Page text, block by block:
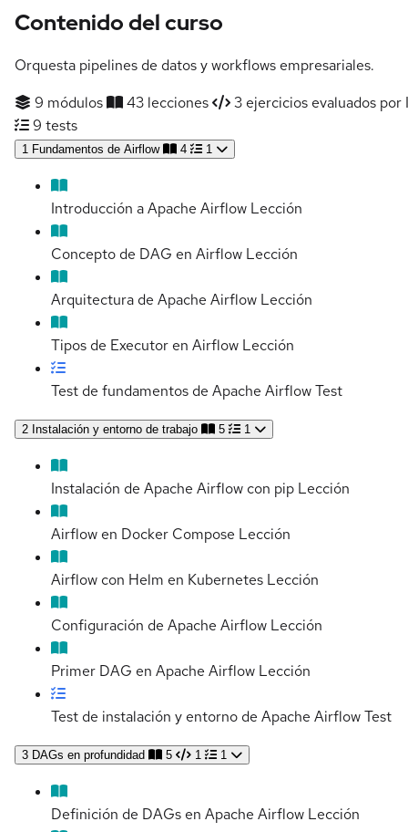
Contenido del curso
Orquesta pipelines de datos y workflows empresariales.
9 módulos
43 lecciones
3 ejercicios evaluados por
9 tests
1 Fundamentos de Airflow 4 1
Introducción a Apache Airflow Lección
Concepto de DAG en Airflow Lección
Arquitectura de Apache Airflow Lección
Tipos de Executor en Airflow Lección
Test de fundamentos de Apache AirflowTest
2 Instalación y entorno de trabajo 5 1
Instalación de Apache Airflow con pip Lección
Airflow en Docker Compose Lección
Airflow con Helm en Kubernetes Lección
Configuración de Apache Airflow Lección
Primer DAG en Apache Airflow Lección
Test de instalación y entorno de Apache AirflowTest
3 DAGs en profundidad 5 1 1
Definición de DAGs en Apache Airflow Lección